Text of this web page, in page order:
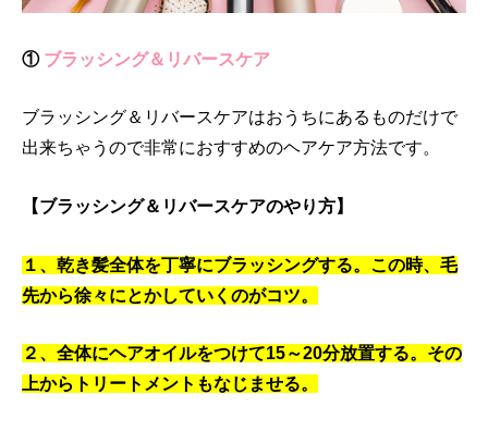
① ブラッシング＆リバースケア
ブラッシング＆リバースケアはおうちにあるものだけで
出来ちゃうので非常におすすめのヘアケア方法です。
【ブラッシング＆リバースケアのやり方】
１、乾き髪全体を丁寧にブラッシングする。この時、毛
先から徐々にとかしていくのがコツ。
２、全体にヘアオイルをつけて15～20分放置する。その
上からトリートメントもなじませる。